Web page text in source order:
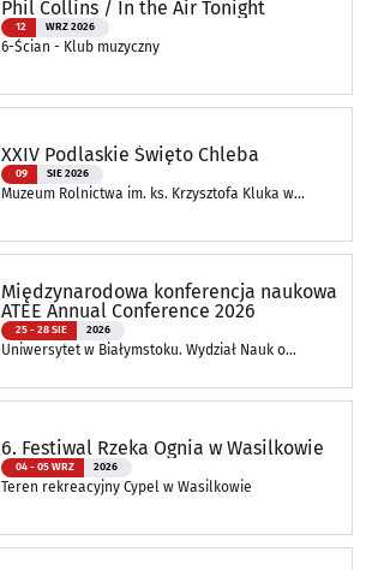
Phil Collins / In the Air Tonight
12 WRZ 2026
6-Ścian - Klub muzyczny
XXIV Podlaskie Święto Chleba
09 SIE 2026
Muzeum Rolnictwa im. ks. Krzysztofa Kluka w
Międzynarodowa konferencja naukowa
ATEE Annual Conference 2026
25 - 28 SIE 2026
Uniwersytet w Białymstoku. Wydział Nauk o
6. Festiwal Rzeka Ognia w Wasilkowie
04 - 05 WRZ 2026
Teren rekreacyjny Cypel w Wasilkowie